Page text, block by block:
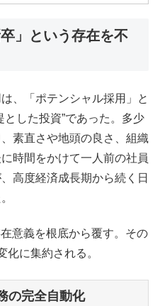
」という存在を不
、「ポテンシャル採用」と
とした投資”であった。多少
素直さや地頭の良さ、組織
時間をかけて一人前の社員
高度経済成長期から続く日
意義を根底から覆す。その
化に集約される。
の完全自動化